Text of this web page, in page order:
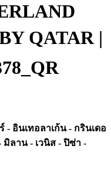
QATAR |
- อินเทอลาเก้น - กรินเดอ
มิลาน - เวนิส - ปิซ่า -